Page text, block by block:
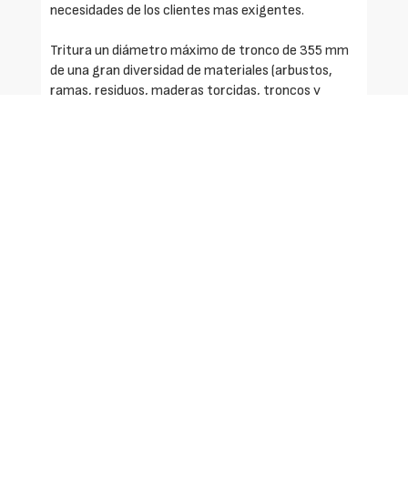
necesidades de los clientes mas exigentes.
Tritura un diámetro máximo de tronco de 355 mm
de una gran diversidad de materiales (arbustos,
ramas, residuos, maderas torcidas, troncos y